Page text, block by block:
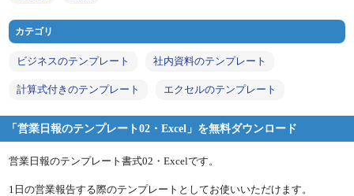
カテゴリ
ビジネスのテンプレート 社内資料のテンプレート
計算式付きのテンプレート エクセルのテンプレート
「営業日報のテンプレート02・Excel」を無料ダウンロード
営業日報のテンプレート書式02・Excelです。
1日の営業報告する際のテンプレートとしてお使いいただけます。